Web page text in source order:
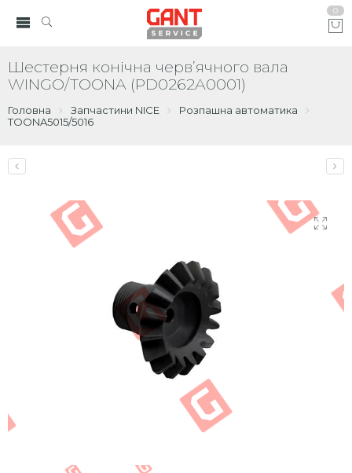
0
Шестерня конічна черв’ячного вала
WINGO/TOONA (PD0262A0001)
Головна Запчастини NICE
Розпашна автоматика
TOONA5015/5016